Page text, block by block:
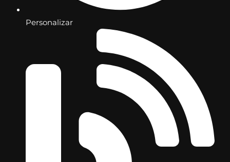
Personalizar